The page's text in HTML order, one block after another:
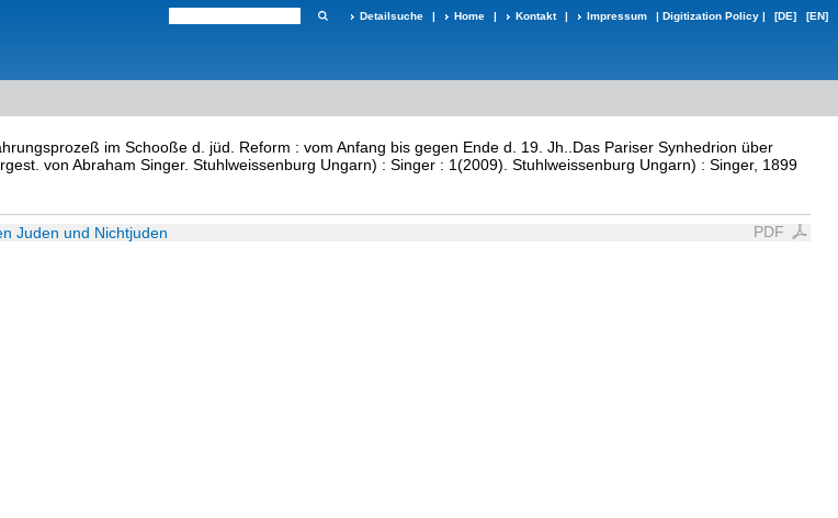
Detailsuche | Home | Kontakt | Impressum | Digitization Policy | [DE] [EN]
im Schooße d. jüd. Reform : vom Anfang bis gegen Ende d. 19. Jh..Das Pariser Synhedrion über
von Abraham Singer. Stuhlweissenburg Ungarn) : Singer : 1(2009). Stuhlweissenburg Ungarn) : Singer, 1899
PDF
Juden und Nichtjuden